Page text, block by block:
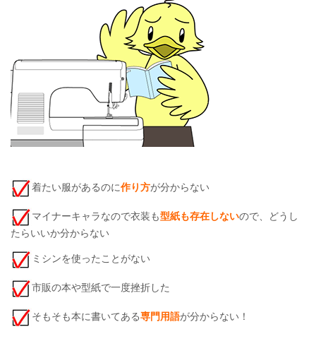
着たい服があるのに作り方が分からない
マイナーキャラなので衣装も型紙も存在しないので、どうし
たらいいか分からない
ミシンを使ったことがない
市販の本や型紙で一度挫折した
そもそも本に書いてある専門用語が分からない！